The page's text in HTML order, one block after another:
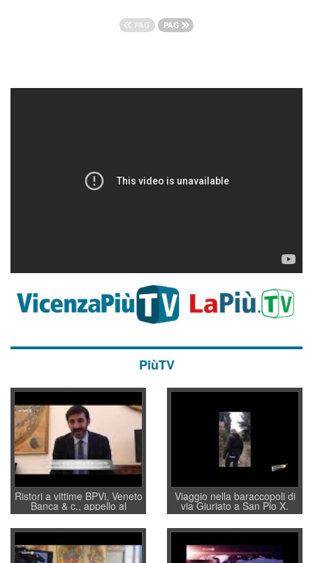
PiùTV
Ristori a vittime BPVi, Veneto
Banca & c., appello al
sottosegretario Alessio
Villarosa: per mettere ordine
convochi con Di Maio CNCU
a supporto della cabina di
regia al Mef
Viaggio nella baraccopoli di
via Giuriato a San Pio X.
Vicenza ai Vicentini: “faremo
un regalo di Natale ai
residenti”